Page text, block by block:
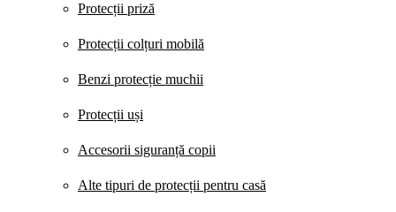
Protecții priză
Protecții colțuri mobilă
Benzi protecție muchii
Protecții uși
Accesorii siguranță copii
Alte tipuri de protecții pentru casă